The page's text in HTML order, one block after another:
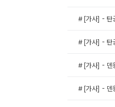
＃[가사] -
＃[가사] -
＃[가사] - 덴
＃[가사] - 덴